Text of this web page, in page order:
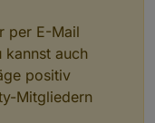
per E-Mail
kannst auch
positiv
Mitgliedern